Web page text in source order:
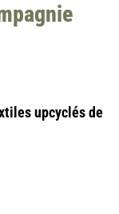
upcyclés de